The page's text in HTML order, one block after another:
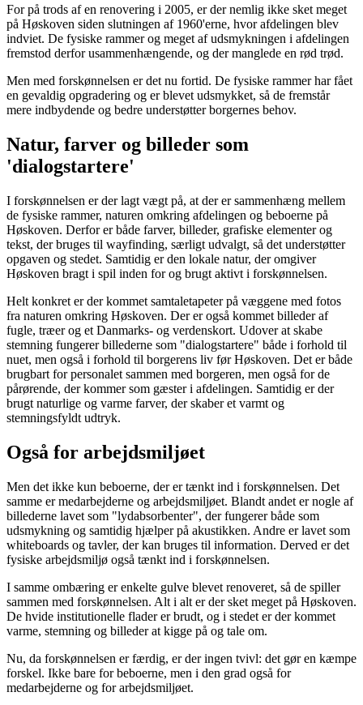
For på trods af en renovering i 2005, er der nemlig ikke sket meget
på Høskoven siden slutningen af 1960'erne, hvor afdelingen blev
indviet. De fysiske rammer og meget af udsmykningen i afdelingen
fremstod derfor usammenhængende, og der manglede en rød trød.
Men med forskønnelsen er det nu fortid. De fysiske rammer har fået
en gevaldig opgradering og er blevet udsmykket, så de fremstår
mere indbydende og bedre understøtter borgernes behov.
Natur, farver og billeder som
'dialogstartere'
I forskønnelsen er der lagt vægt på, at der er sammenhæng mellem
de fysiske rammer, naturen omkring afdelingen og beboerne på
Høskoven. Derfor er både farver, billeder, grafiske elementer og
tekst, der bruges til wayfinding, særligt udvalgt, så det understøtter
opgaven og stedet. Samtidig er den lokale natur, der omgiver
Høskoven bragt i spil inden for og brugt aktivt i forskønnelsen.
Helt konkret er der kommet samtaletapeter på væggene med fotos
fra naturen omkring Høskoven. Der er også kommet billeder af
fugle, træer og et Danmarks- og verdenskort. Udover at skabe
stemning fungerer billederne som "dialogstartere" både i forhold til
nuet, men også i forhold til borgerens liv før Høskoven. Det er både
brugbart for personalet sammen med borgeren, men også for de
pårørende, der kommer som gæster i afdelingen. Samtidig er der
brugt naturlige og varme farver, der skaber et varmt og
stemningsfyldt udtryk.
Også for arbejdsmiljøet
Men det ikke kun beboerne, der er tænkt ind i forskønnelsen. Det
samme er medarbejderne og arbejdsmiljøet. Blandt andet er nogle af
billederne lavet som "lydabsorbenter", der fungerer både som
udsmykning og samtidig hjælper på akustikken. Andre er lavet som
whiteboards og tavler, der kan bruges til information. Derved er det
fysiske arbejdsmiljø også tænkt ind i forskønnelsen.
I samme ombæring er enkelte gulve blevet renoveret, så de spiller
sammen med forskønnelsen. Alt i alt er der sket meget på Høskoven.
De hvide institutionelle flader er brudt, og i stedet er der kommet
varme, stemning og billeder at kigge på og tale om.
Nu, da forskønnelsen er færdig, er der ingen tvivl: det gør en kæmpe
forskel. Ikke bare for beboerne, men i den grad også for
medarbejderne og for arbejdsmiljøet.